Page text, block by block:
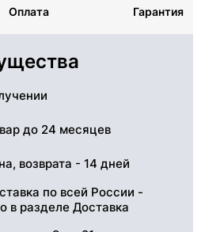
Оплата Гарантия
до 24 месяцев
возврата - 14 дней
по всей России -
в разделе Доставка